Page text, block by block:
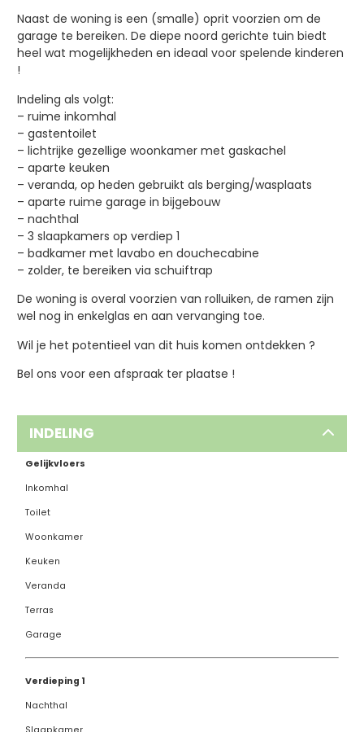
Naast de woning is een (smalle) oprit voorzien om de
garage te bereiken. De diepe noord gerichte tuin biedt
heel wat mogelijkheden en ideaal voor spelende kinderen
!
Indeling als volgt:
– ruime inkomhal
– gastentoilet
– lichtrijke gezellige woonkamer met gaskachel
– aparte keuken
– veranda, op heden gebruikt als berging/wasplaats
– aparte ruime garage in bijgebouw
– nachthal
– 3 slaapkamers op verdiep 1
– badkamer met lavabo en douchecabine
– zolder, te bereiken via schuiftrap
De woning is overal voorzien van rolluiken, de ramen zijn
wel nog in enkelglas en aan vervanging toe.
Wil je het potentieel van dit huis komen ontdekken ?
Bel ons voor een afspraak ter plaatse !
INDELING
Gelijkvloers
Inkomhal
Toilet
Woonkamer
Keuken
Veranda
Terras
Garage
Verdieping 1
Nachthal